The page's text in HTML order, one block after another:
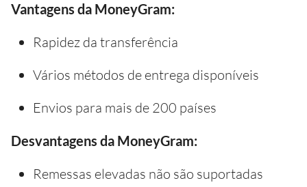
Vantagens da MoneyGram:
Rapidez da transferência
Vários métodos de entrega disponíveis
Envios para mais de 200 países
Desvantagens da MoneyGram:
Remessas elevadas não são suportadas